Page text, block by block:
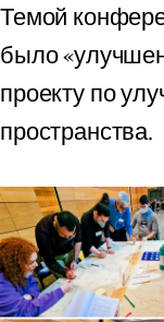
Темой
было
проекту по
пространства.